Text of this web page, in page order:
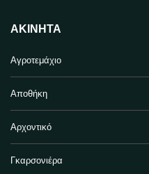
ΑΚΊΝΗΤΑ
Αγροτεμάχιο
Αποθήκη
Αρχοντικό
Γκαρσονιέρα